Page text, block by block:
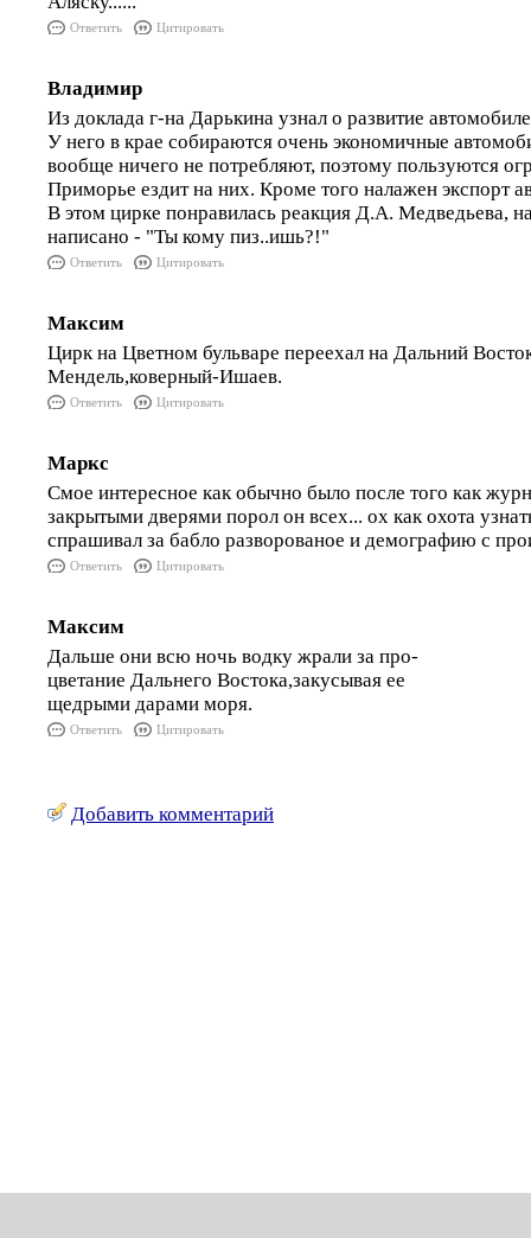
Ответить Цитировать
Владимир
Из доклада г-на Дарькина узнал о развитие
У него в крае собираются очень экономичные
вообще ничего не потребляют, поэтому пользуются
Приморье ездит на них. Кроме того налажен экспорт
В этом цирке понравилась реакция Д.А. Медведьева,
написано - "Ты кому пиз..ишь?!"
Ответить Цитировать
Максим
Цирк на Цветном бульваре переехал на Дальний
Мендель,коверный-Ишаев.
Ответить Цитировать
Маркс
Смое интересное как обычно было после того как
закрытыми дверями порол он всех... ох как охота
спрашивал за бабло разворованое и демографию с
Ответить Цитировать
Максим
Дальше они всю ночь водку жрали за про-
цветание Дальнего Востока,закусывая ее
щедрыми дарами моря.
Ответить Цитировать
Добавить комментарий